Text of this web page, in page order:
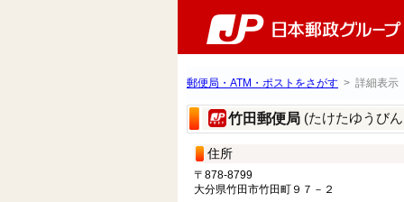
郵便局・ATM・ポストをさがす > 詳細表示
竹田郵便局 (たけたゆうび
住所
〒878-8799
大分県竹田市竹田町９７－２